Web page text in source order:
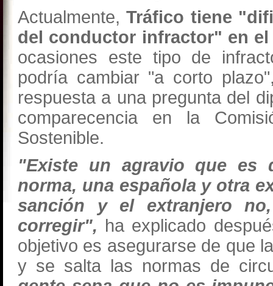
Actualmente,Tráfico tiene
del conductor infractor" en el
ocasiones este tipo de
podría cambiar "a corto
respuesta a una pregunta del
comparecencia en la
Sostenible.
"Existe un agravio que es
norma, una española y otra
sanción y el extranjero
corregir", ha explicado
objetivo es asegurarse de que
y se salta las normas de